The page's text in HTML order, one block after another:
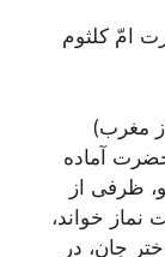
امّ کلثوم
مغرب)
آماده
ظرفی از
خواند،
جان، در